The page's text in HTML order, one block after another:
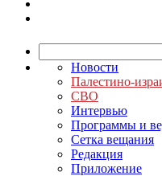
Новости
Палестино-
СВО
Интервью
Программы и
Сетка вещания
Редакция
Приложение